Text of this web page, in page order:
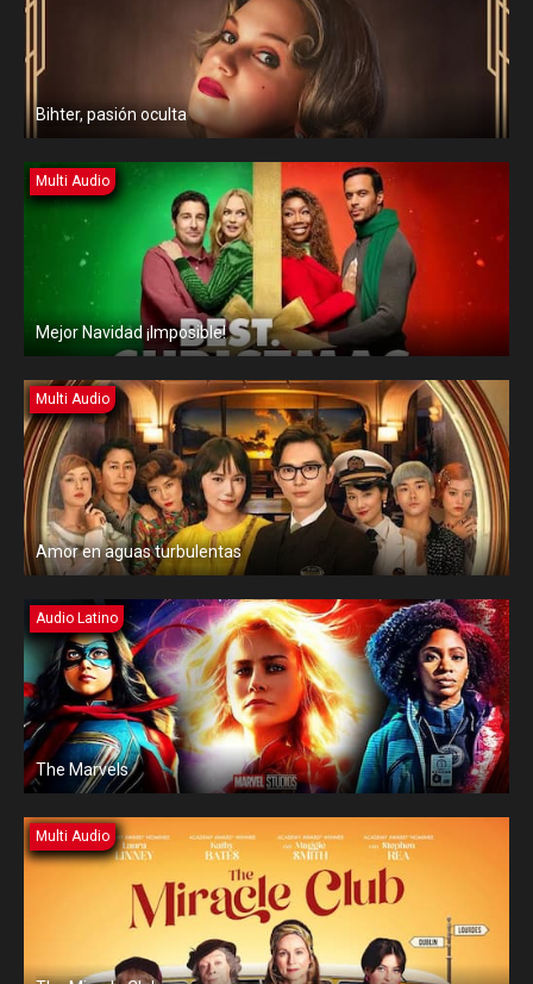
Bihter, pasión oculta
Multi Audio
Mejor Navidad ¡Imposible!
Multi Audio
Amor en aguas turbulentas
Audio Latino
The Marvels
Multi Audio